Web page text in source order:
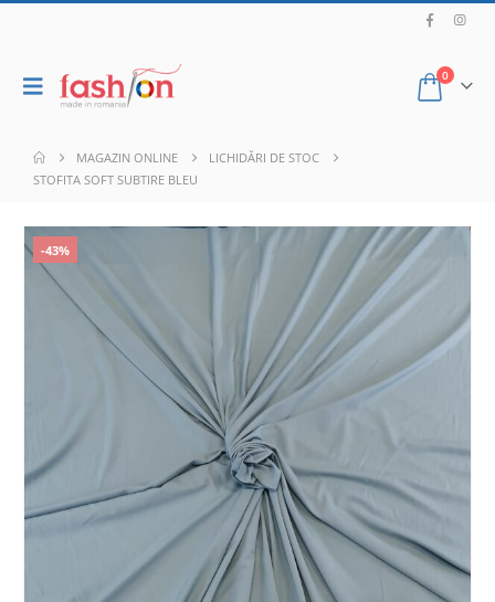
0
MAGAZIN ONLINE
LICHIDĂRI DE STOC
STOFITA SOFT SUBTIRE BLEU
-43%